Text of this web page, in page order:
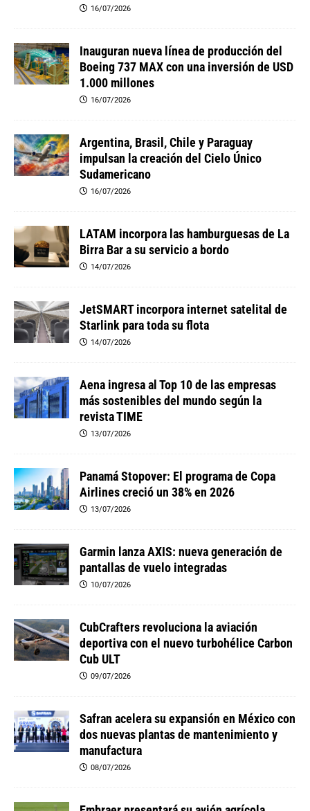
16/07/2026
Inauguran nueva línea de producción del
Boeing 737 MAX con una inversión de USD
1.000 millones
16/07/2026
Argentina, Brasil, Chile y Paraguay
impulsan la creación del Cielo Único
Sudamericano
16/07/2026
LATAM incorpora las hamburguesas de La
Birra Bar a su servicio a bordo
14/07/2026
JetSMART incorpora internet satelital de
Starlink para toda su flota
14/07/2026
Aena ingresa al Top 10 de las empresas
más sostenibles del mundo según la
revista TIME
13/07/2026
Panamá Stopover: El programa de Copa
Airlines creció un 38% en 2026
13/07/2026
Garmin lanza AXIS: nueva generación de
pantallas de vuelo integradas
10/07/2026
CubCrafters revoluciona la aviación
deportiva con el nuevo turbohélice Carbon
Cub ULT
09/07/2026
Safran acelera su expansión en México con
dos nuevas plantas de mantenimiento y
manufactura
08/07/2026